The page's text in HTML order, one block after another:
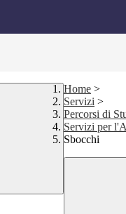
Home >
Servizi >
Percorsi di
Servizi per
Sbocchi